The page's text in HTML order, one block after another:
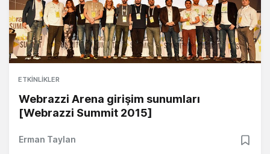
ETKINLIKLER
Webrazzi Arena girişim sunumları
[Webrazzi Summit 2015]
Erman Taylan